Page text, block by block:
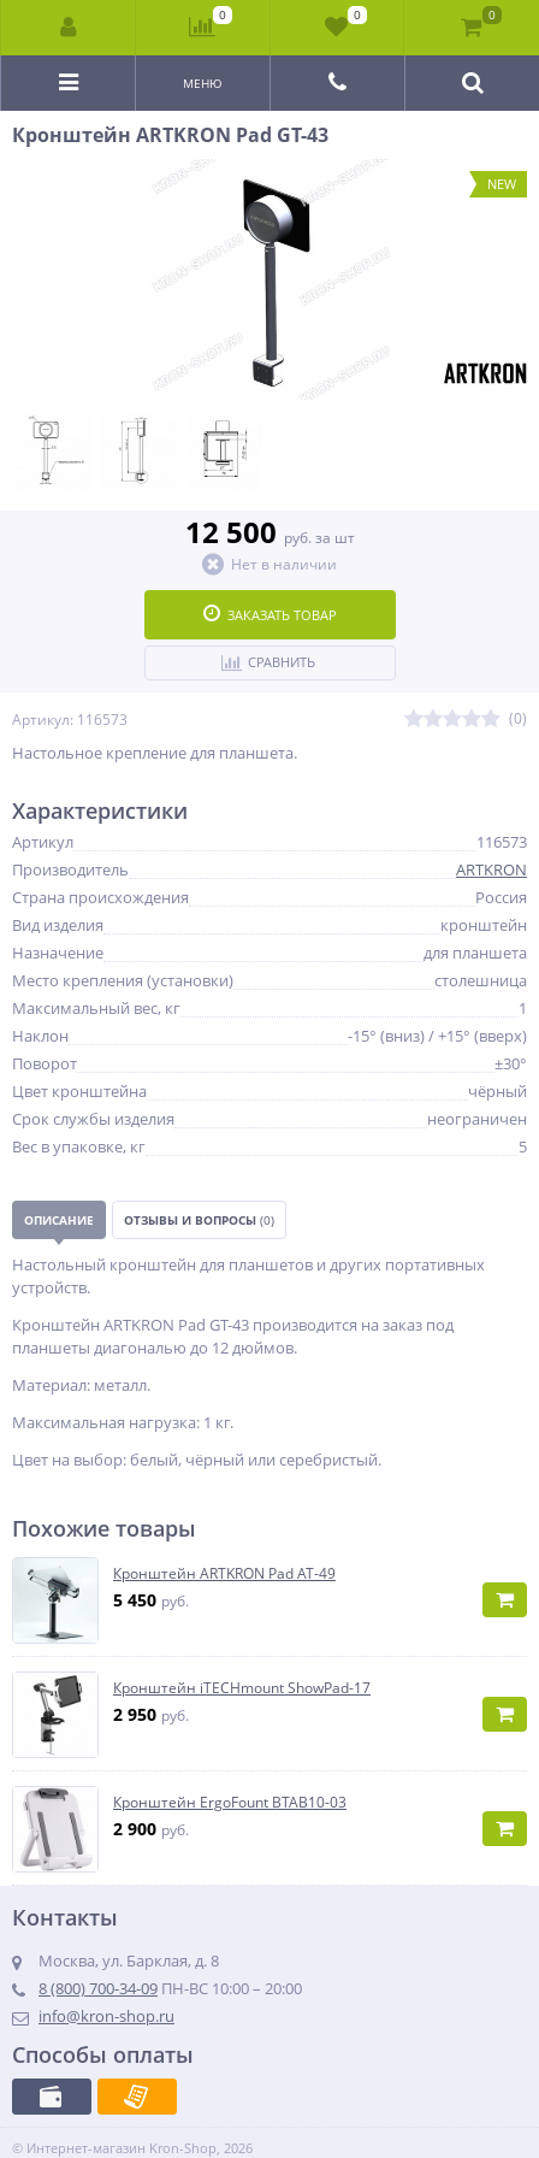
МЕНЮ
Кронштейн ARTKRON Pad GT-43
NEW
Артикул: 116573 (0)
Настольное крепление для планшета.
12 500 руб. за шт
Нет в наличии
ЗАКАЗАТЬ ТОВАР
СРАВНИТЬ
Характеристики
Артикул
116573
Производитель
ARTKRON
Страна происхождения
Россия
Вид изделия
кронштейн
Назначение
для планшета
Место крепления (установки)
столешница
Максимальный вес, кг
1
Наклон
-15° (вниз) / +15° (вверх)
Поворот
±30°
Цвет кронштейна
чёрный
Срок службы изделия
неограничен
Вес в упаковке, кг
5
ОПИСАНИЕ ОТЗЫВЫ И ВОПРОСЫ (0)
Настольный кронштейн для планшетов и других портативных
устройств.
Кронштейн ARTKRON Pad GT-43 производится на заказ под
планшеты диагональю до 12 дюймов.
Материал: металл.
Максимальная нагрузка: 1 кг.
Цвет на выбор: белый, чёрный или серебристый.
Похожие товары
Кронштейн ARTKRON Pad AT-49
5 450 руб.
Кронштейн iTECHmount ShowPad-17
2 950 руб.
Кронштейн ErgoFount BTAB10-03
2 900 руб.
Контакты
Москва, ул. Барклая, д. 8
8 (800) 700-34-09 ПН-ВС 10:00 – 20:00
info@kron-shop.ru
Способы оплаты
© Интернет-магазин Kron-Shop, 2026
0 0 0